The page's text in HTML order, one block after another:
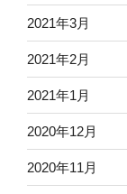
2021年3月
2021年2月
2021年1月
2020年12月
2020年11月